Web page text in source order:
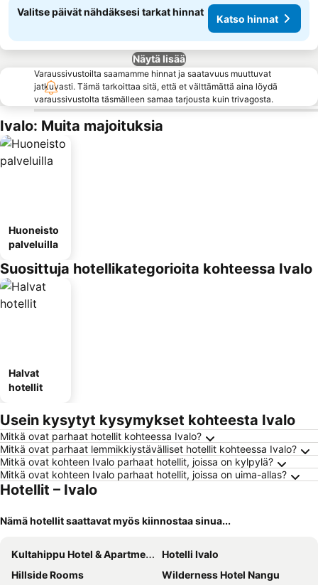
Valitse päivät nähdäksesi tarkat hinnat
Katso hinnat
Näytä lisää
Varaussivustoilta saamamme hinnat ja saatavuus muuttuvat
jatkuvasti. Tämä tarkoittaa sitä, että et välttämättä aina löydä
varaussivustolta täsmälleen samaa tarjousta kuin trivagosta.
Ivalo: Muita majoituksia
Huoneisto
palveluilla
Suosittuja hotellikategorioita kohteessa Ivalo
Halvat
hotellit
Usein kysytyt kysymykset kohteesta Ivalo
Mitkä ovat parhaat hotellit kohteessa Ivalo?
Mitkä ovat parhaat lemmikkiystävälliset hotellit kohteessa Ivalo?
Mitkä ovat kohteen Ivalo parhaat hotellit, joissa on kylpylä?
Mitkä ovat kohteen Ivalo parhaat hotellit, joissa on uima-allas?
Hotellit – Ivalo
Nämä hotellit saattavat myös kiinnostaa sinua...
Kultahippu Hotel & Apartments
Hotelli Ivalo
Hillside Rooms
Wilderness Hotel Nangu